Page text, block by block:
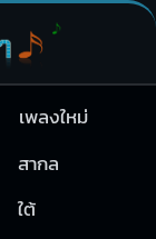
เพลงใหม่
สากล
ใต้